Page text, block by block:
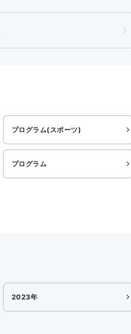
プログラム(スポーツ)
プログラム
2023年